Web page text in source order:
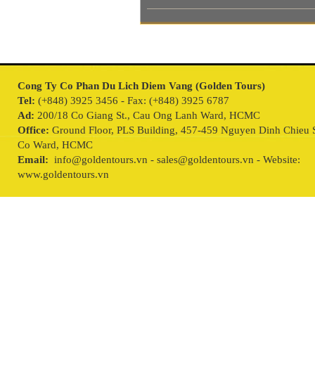
Cong Ty Co Phan Du Lich Diem Vang (Golden Tours)
Tel: (+848) 3925 3456 - Fax: (+848) 3925 6787
Ad: 200/18 Co Giang St., Cau Ong Lanh Ward, HCMC
Office: Ground Floor, PLS Building, 457-459 Nguyen Dinh Chieu
Co Ward, HCMC
Email: info@goldentours.vn - sales@goldentours.vn - Website:
www.goldentours.vn